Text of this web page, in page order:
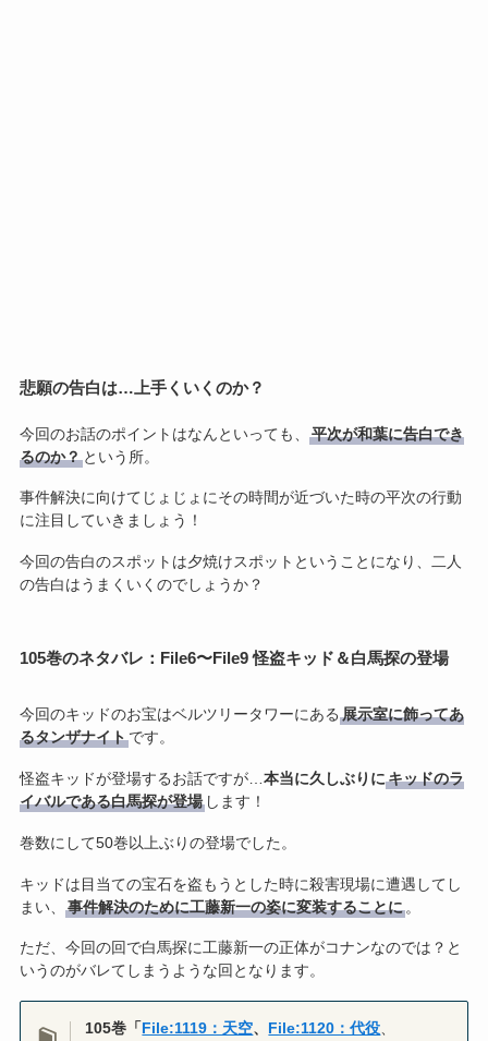
悲願の告白は…上手くいくのか？
今回のお話のポイントはなんといっても、
平次が和葉に告白でき
るのか？という所。
事件解決に向けてじょじょにその時間が近づいた時の平次の行動
に注目していきましょう！
今回の告白のスポットは夕焼けスポットということになり、二人
の告白はうまくいくのでしょうか？
105巻のネタバレ：File6〜File9 怪盗キッド＆白馬探の登場
今回のキッドのお宝はベルツリータワーにある 展示室に飾ってあ
るタンザナイトです。
怪盗キッドが登場するお話ですが… 本当に久しぶりにキッドのラ
イバルである白馬探が登場します！
巻数にして50巻以上ぶりの登場でした。
キッドは目当ての宝石を盗もうとした時に殺害現場に遭遇してし
まい、
事件解決のために工藤新一の姿に変装することに。
ただ、今回の回で白馬探に工藤新一の正体がコナンなのでは？と
いうのがバレてしまうような回となります。
105巻「File:1119：天空、 File:1120：代役